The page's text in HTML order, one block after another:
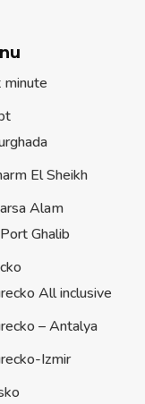
minute
El Sheikh
Alam
Port Ghalib
All inclusive
– Antalya
Izmir